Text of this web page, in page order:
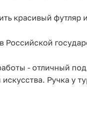
красивый футляр и
Российской
- отличный
Ручка у